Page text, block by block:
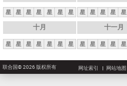
星 星 星 星 星 星 星 星 星 星 星 星
十月
星 星 星 星 星 星 星
十一月
星 星 星 星 星
联合国© 2026 版权所有 网址索引 网站地图